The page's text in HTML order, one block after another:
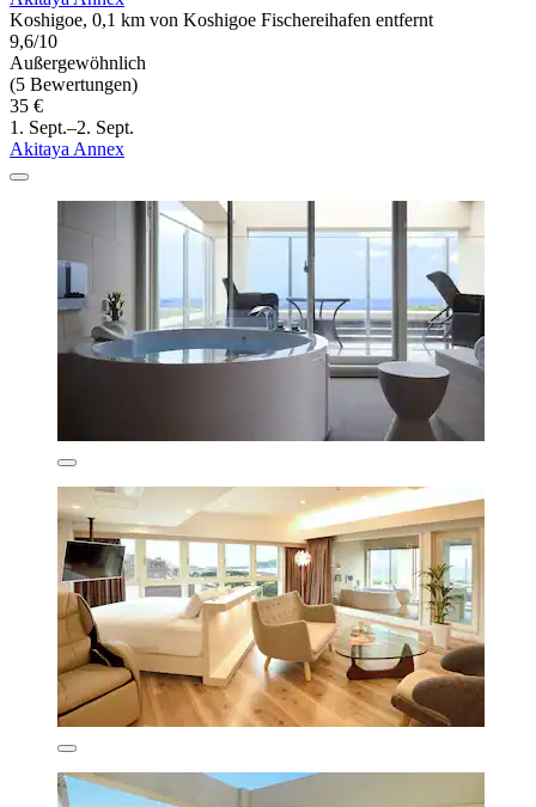
Koshigoe, 0,1 km von Koshigoe Fischereihafen entfernt
9,6/10
Außergewöhnlich
(5 Bewertungen)
35 €
1. Sept.–2. Sept.
Akitaya Annex